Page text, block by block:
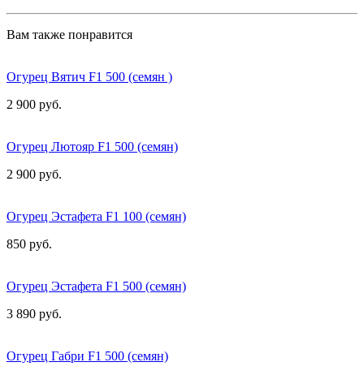
Вам также понравится
Огурец Вятич F1 500 (семян )
2 900 руб.
Огурец Лютояр F1 500 (семян)
2 900 руб.
Огурец Эстафета F1 100 (семян)
850 руб.
Огурец Эстафета F1 500 (семян)
3 890 руб.
Огурец Габри F1 500 (семян)